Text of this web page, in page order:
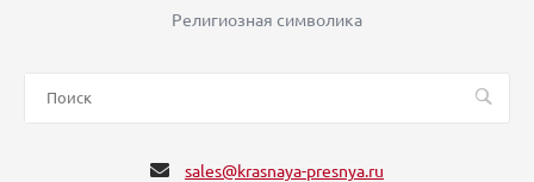
Религиозная символика
sales@krasnaya-presnya.ru